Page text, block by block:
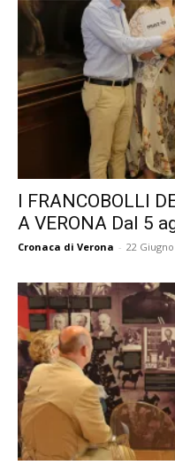
I FRANCOBOLLI
A VERONA Dal 5
Cronaca di Verona - 22